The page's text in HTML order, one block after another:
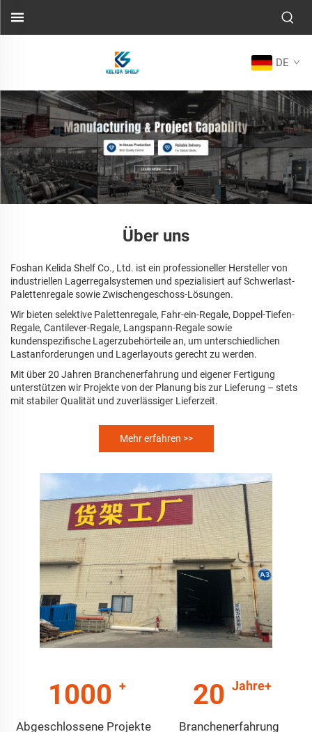
DE
Über uns
Foshan Kelida Shelf Co., Ltd. ist ein professioneller Hersteller von
industriellen Lagerregalsystemen und spezialisiert auf Schwerlast-
Palettenregale sowie Zwischengeschoss-Lösungen.
Wir bieten selektive Palettenregale, Fahr-ein-Regale, Doppel-Tiefen-
Regale, Cantilever-Regale, Langspann-Regale sowie
kundenspezifische Lagerzubehörteile an, um unterschiedlichen
Lastanforderungen und Lagerlayouts gerecht zu werden.
Mit über 20 Jahren Branchenerfahrung und eigener Fertigung
unterstützen wir Projekte von der Planung bis zur Lieferung – stets
mit stabiler Qualität und zuverlässiger Lieferzeit.
Mehr erfahren >>
1000
Abgeschlossene Projekte
20
Branchenerfahrung